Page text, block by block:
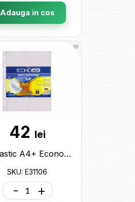
Adauga in cos
42 lei
File plastic A4+ Economix 30mk (100buc) E31106
SKU: E31106
- +